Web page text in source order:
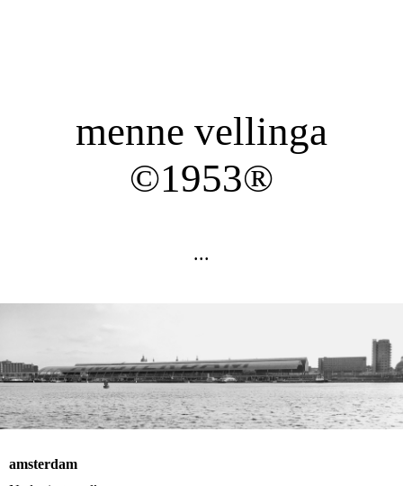
menne vellinga
©1953®
...
amsterdam